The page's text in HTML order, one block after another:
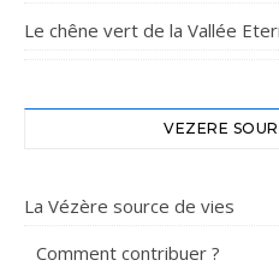
Le chêne vert de la Vallée
VEZERE
La Vézère source de vies
Comment contribuer ?